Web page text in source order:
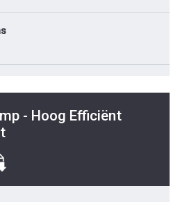
- Hoog Efficiënt